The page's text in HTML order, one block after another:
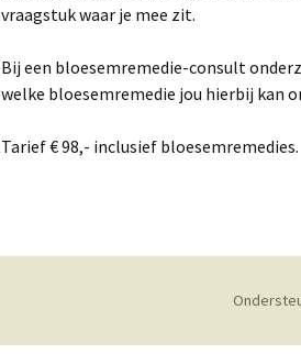
vraagstuk waar je mee zit.
Bij een bloesemremedie-consult
welke bloesemremedie jou hierbij kan
Tarief € 98,- inclusief bloesemremedies.